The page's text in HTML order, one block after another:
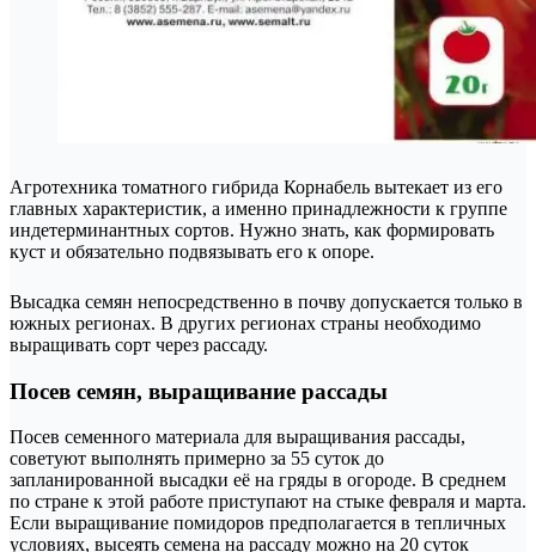
Агротехника томатного гибрида Корнабель вытекает из его
главных характеристик, а именно принадлежности к группе
индетерминантных сортов. Нужно знать, как формировать
куст и обязательно подвязывать его к опоре.
Высадка семян непосредственно в почву допускается только в
южных регионах. В других регионах страны необходимо
выращивать сорт через рассаду.
Посев семян, выращивание рассады
Посев семенного материала для выращивания рассады,
советуют выполнять примерно за 55 суток до
запланированной высадки её на гряды в огороде. В среднем
по стране к этой работе приступают на стыке февраля и марта.
Если выращивание помидоров предполагается в тепличных
условиях, высеять семена на рассаду можно на 20 суток